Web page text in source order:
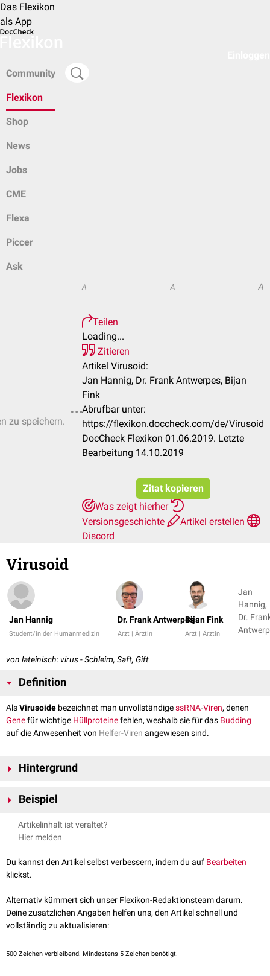
Das Flexikon
als App
Community
Flexikon
Shop
News
Jobs
CME
Flexa
Piccer
Ask
zu speichern.
A A A
Teilen
Loading...
Zitieren
Artikel Virusoid:
Jan Hannig, Dr. Frank Antwerpes, Bijan
Fink
Abrufbar unter:
https://flexikon.doccheck.com/de/Virusoid
DocCheck Flexikon 01.06.2019. Letzte
Bearbeitung 14.10.2019
Zitat kopieren
Was zeigt hierher
Versionsgeschichte
Artikel erstellen
Discord
Virusoid
Jan Hannig
Student/in der Humanmedizin
Dr. Frank Antwerpes
Arzt | Ärztin
Bijan Fink
Arzt | Ärztin
Jan
Hannig,
Dr.
von lateinisch: virus - Schleim, Saft, Gift
Definition
AlsVirusoide bezeichnet man unvollständigessRNA-Viren, denen
Genefür wichtige Hüllproteinefehlen, weshalb sie für das Budding
auf die Anwesenheit von Helfer-Viren angewiesen sind.
Hintergrund
Helfer-Virus ihr Genom und ihre Virusproteine synthetisieren.
Beispiel
Virusoide kommen, genau wie die autonom replizierenden
hauptsächlich als
Das wichtigstehumanpathogeneVirusoid ist dasHepatitis-D-Virus
Gattung
bei gleichzeitigerInfektion mitHepatitis Bauftreten.
Artikelinhalt ist veraltet?
Hier melden
Du kannst den Artikel selbst verbessern, indem du auf Bearbeiten
klickst.
Alternativ kümmert sich unser Flexikon-Redaktionsteam darum.
Deine zusätzlichen Angaben helfen uns, den Artikel schnell und
vollständig zu aktualisieren:
500 Zeichen verbleibend. Mindestens 5 Zeichen benötigt.